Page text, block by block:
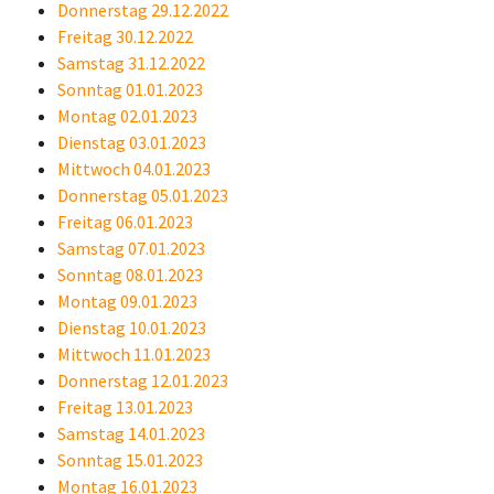
Donnerstag 29.12.2022
Freitag 30.12.2022
Samstag 31.12.2022
Sonntag 01.01.2023
Montag 02.01.2023
Dienstag 03.01.2023
Mittwoch 04.01.2023
Donnerstag 05.01.2023
Freitag 06.01.2023
Samstag 07.01.2023
Sonntag 08.01.2023
Montag 09.01.2023
Dienstag 10.01.2023
Mittwoch 11.01.2023
Donnerstag 12.01.2023
Freitag 13.01.2023
Samstag 14.01.2023
Sonntag 15.01.2023
Montag 16.01.2023